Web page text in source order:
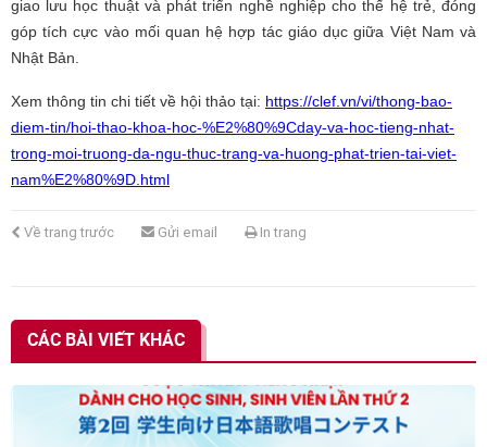
giao lưu học thuật và phát triển nghề nghiệp cho thế hệ trẻ, đóng
góp tích cực vào mối quan hệ hợp tác giáo dục giữa Việt Nam và
Nhật Bản.
Xem thông tin chi tiết về hội thảo tại: https://clef.vn/vi/thong-bao-
diem-tin/hoi-thao-khoa-hoc-%E2%80%9Cday-va-hoc-tieng-nhat-
trong-moi-truong-da-ngu-thuc-trang-va-huong-phat-trien-tai-viet-
nam%E2%80%9D.html
Về trang trước Gửi email In trang
CÁC BÀI VIẾT KHÁC